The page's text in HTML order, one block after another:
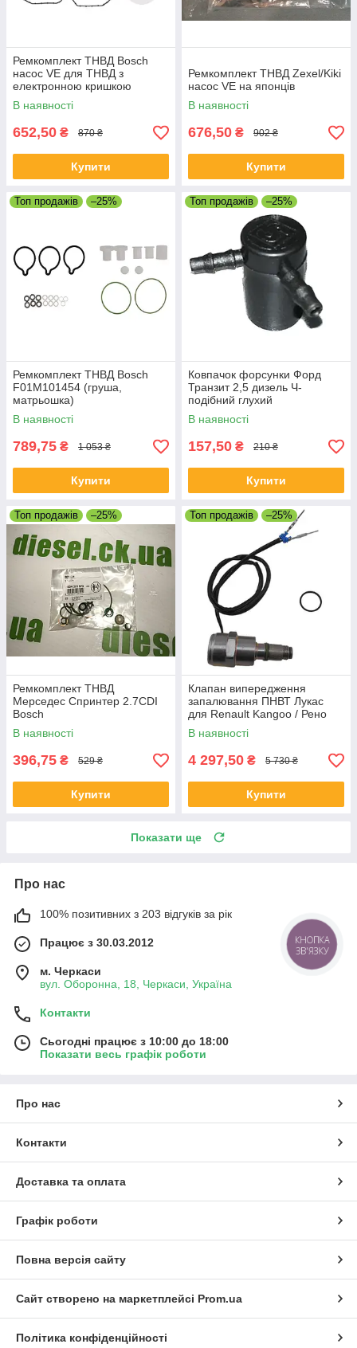
Ремкомплект ТНВД Bosch
насос VE для ТНВД з
електронною кришкою
В наявності
652,50 ₴ 870 ₴
Купити
Ремкомплект ТНВД Zexel/Kiki
насос VE на японців
В наявності
676,50 ₴ 902 ₴
Купити
Топ продажів –25%
Ремкомплект ТНВД Bosch
F01M101454 (груша,
матрьошка)
В наявності
789,75 ₴ 1 053 ₴
Купити
Топ продажів –25%
Ковпачок форсунки Форд
Транзит 2,5 дизель Ч-
подібний глухий
В наявності
157,50 ₴ 210 ₴
Купити
Топ продажів –25%
Ремкомплект ТНВД
Мерседес Спринтер 2.7CDI
Bosch
В наявності
396,75 ₴ 529 ₴
Купити
Топ продажів –25%
Клапан випередження
запалювання ПНВТ Лукас
для Renault Kangoo / Рено
Кенго 1.9D 1996-
В наявності
4 297,50 ₴ 5 730 ₴
Купити
Показати ще
Про нас
100% позитивних з 203 відгуків за рік
Працює з 30.03.2012
м. Черкаси
вул. Оборонна, 18, Черкаси, Україна
Контакти
Сьогодні працює з 10:00 до 18:00
Показати весь графік роботи
Про нас
Контакти
Доставка та оплата
Графік роботи
Повна версія сайту
Сайт створено на маркетплейсі Prom.ua
Політика конфіденційності
КНОПКА
ЗВ'ЯЗКУ